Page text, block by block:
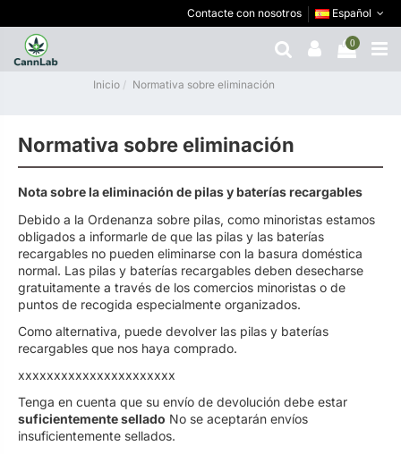
Contacte con nosotros Español
0
Inicio Normativa sobre eliminación
Normativa sobre eliminación
Nota sobre la eliminación de pilas y baterías recargables
Debido a la Ordenanza sobre pilas, como minoristas estamos
obligados a informarle de que las pilas y las baterías
recargables no pueden eliminarse con la basura doméstica
normal. Las pilas y baterías recargables deben desecharse
gratuitamente a través de los comercios minoristas o de
puntos de recogida especialmente organizados.
Como alternativa, puede devolver las pilas y baterías
recargables que nos haya comprado.
xxxxxxxxxxxxxxxxxxxxxx
Tenga en cuenta que su envío de devolución debe estar
suficientemente sellado No se aceptarán envíos
insuficientemente sellados.